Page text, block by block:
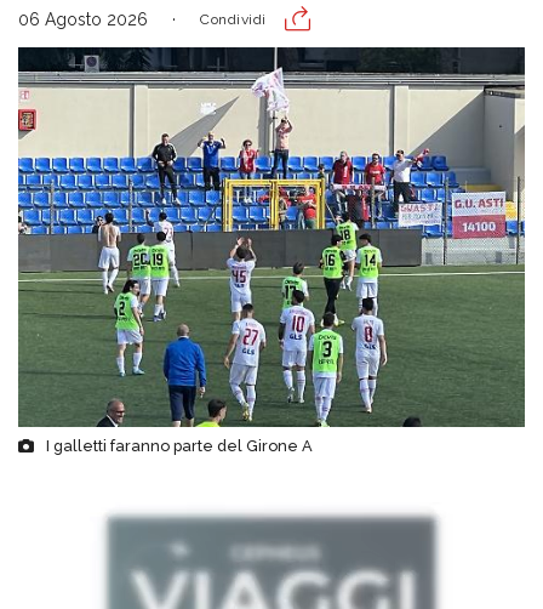
06 Agosto 2026 Condividi
I galletti faranno parte del Girone A